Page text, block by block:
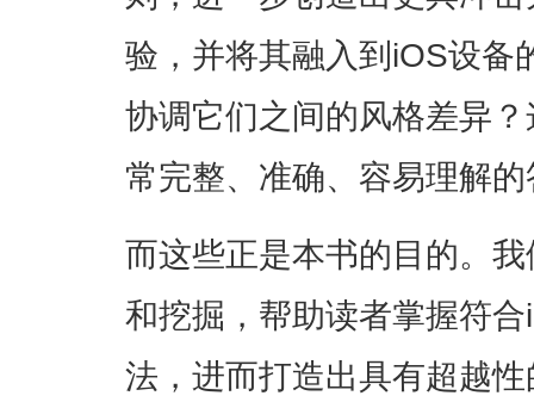
验，并将其融入到iOS设备
协调它们之间的风格差异
常完整、准确、容易理解
而这些正是本书的目的。
和挖掘，帮助读者掌握符
法，进而打造出具有超越